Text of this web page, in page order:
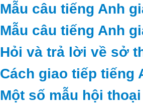
Mẫu câu tiếng Anh
Mẫu câu tiếng Anh
Hỏi và trả lời về sở
Cách giao tiếp tiếng
Một số mẫu hội